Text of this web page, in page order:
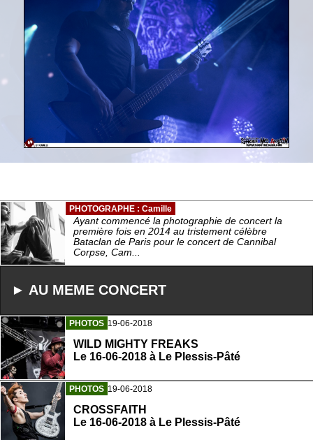
PHOTOGRAPHE : Camille
Ayant commencé la photographie de concert la
première fois en 2014 au tristement célèbre
Bataclan de Paris pour le concert de Cannibal
Corpse, Cam...
► AU MEME CONCERT
PHOTOS 19-06-2018
WILD MIGHTY FREAKS
Le 16-06-2018 à Le Plessis-Pâté
PHOTOS 19-06-2018
CROSSFAITH
Le 16-06-2018 à Le Plessis-Pâté